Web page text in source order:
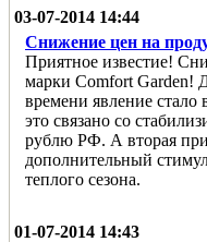
03-07-2014 14:44
Снижение цен на
Приятное известие!
марки Comfort Garden!
времени явление
это связано со
рублю РФ. А вторая
дополнительный
теплого сезона.
01-07-2014 14:43